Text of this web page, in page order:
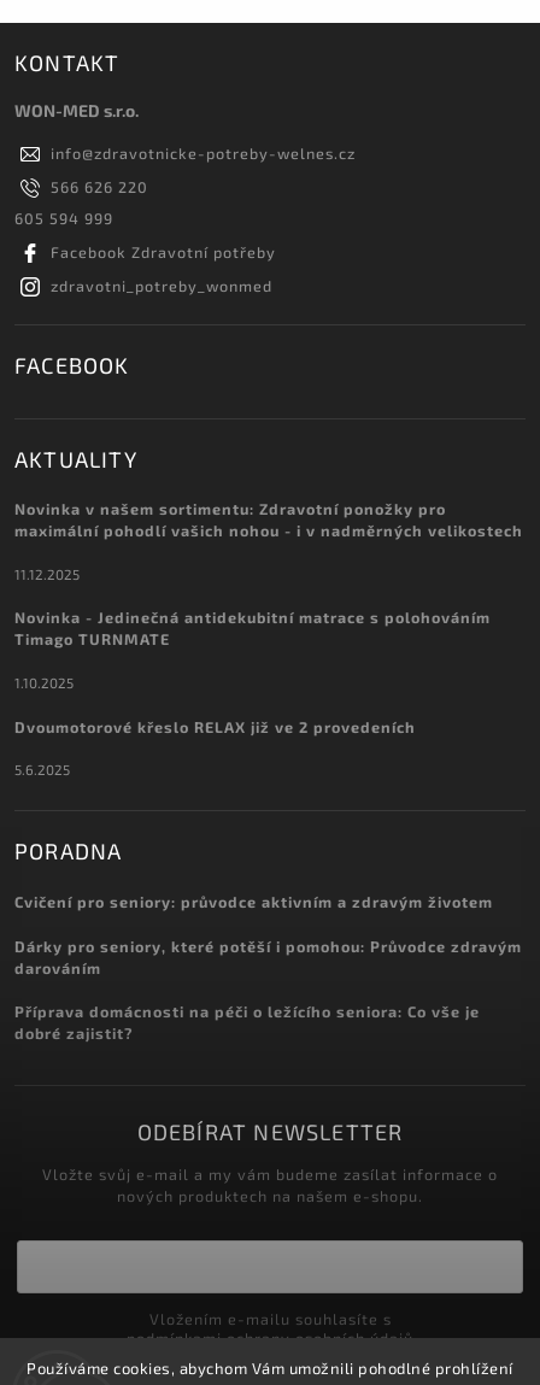
Používáme cookies, abychom Vám umožnili pohodlné prohlížení
KONTAKT
WON-MED s.r.o.
info@zdravotnicke-potreby-welnes.cz
566 626 220
605 594 999
Facebook Zdravotní potřeby
zdravotni_potreby_wonmed
FACEBOOK
AKTUALITY
Novinka v našem sortimentu: Zdravotní ponožky pro
maximální pohodlí vašich nohou - i v nadměrných velikostech
11.12.2025
Novinka - Jedinečná antidekubitní matrace s polohováním
Timago TURNMATE
1.10.2025
Dvoumotorové křeslo RELAX již ve 2 provedeních
5.6.2025
PORADNA
Cvičení pro seniory: průvodce aktivním a zdravým životem
Dárky pro seniory, které potěší i pomohou: Průvodce zdravým
darováním
Příprava domácnosti na péči o ležícího seniora: Co vše je
dobré zajistit?
ODEBÍRAT NEWSLETTER
Vložte svůj e-mail a my vám budeme zasílat informace o
nových produktech na našem e-shopu.
podmínkami ochrany osobních údajů